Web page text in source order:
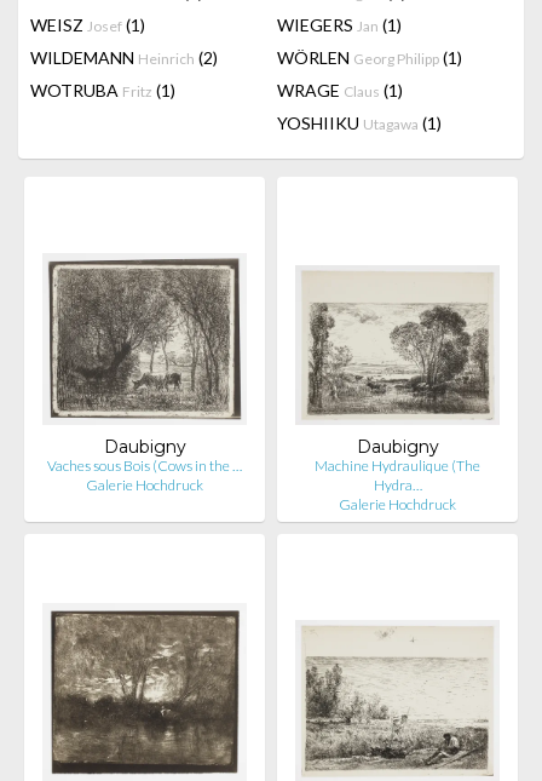
WEISZ Josef (1) WIEGERS Jan (1)
WILDEMANN Heinrich (2) WÖRLEN Georg Philipp (1)
WOTRUBA Fritz (1) WRAGE Claus (1)
YOSHIIKU Utagawa (1)
Daubigny
Vaches sous Bois (Cows in the …
Galerie Hochdruck
Daubigny
Machine Hydraulique (The
Hydra…
Galerie Hochdruck